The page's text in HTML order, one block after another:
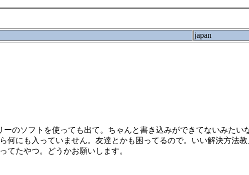
japan
のソフトを使っても出て。ちゃんと書き込みができてないみたい
何にも入っていません。友達とかも困ってるので。いい解決方法
てたやつ。どうかお願いします。